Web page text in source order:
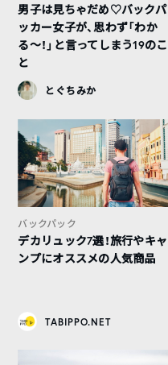
男子は見ちゃだめ♡バックパ
ッカー女子が、思わず「わか
る〜！」と言ってしまう19のこ
と
とぐちみか
バックパック
デカリュック7選！旅行やキャ
ンプにオススメの人気商品
TABIPPO.NET